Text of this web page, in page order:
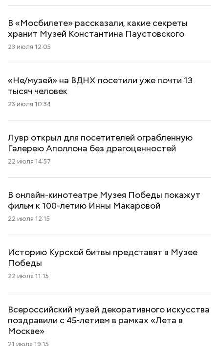
В «Мосбилете» рассказали, какие секреты
хранит Музей Константина Паустовского
23 июля 12:05
«Не/музей» на ВДНХ посетили уже почти 13
тысяч человек
23 июля 10:34
Лувр открыл для посетителей ограбленную
Галерею Аполлона без драгоценностей
22 июля 14:57
В онлайн-кинотеатре Музея Победы покажут
фильм к 100-летию Инны Макаровой
22 июля 12:15
Историю Курской битвы представят в Музее
Победы
22 июля 11:15
Всероссийский музей декоративного искусства
поздравили с 45-летием в рамках «Лета в
Москве»
21 июля 19:15